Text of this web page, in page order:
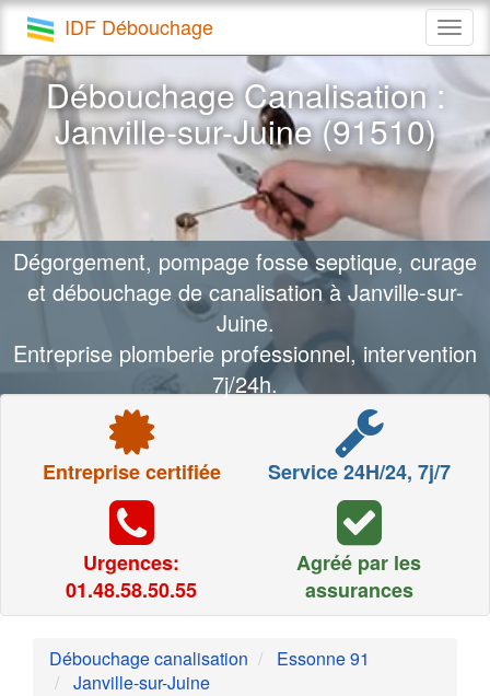
IDF Débouchage
Débouchage Canalisation :
Janville-sur-Juine (91510)
Dégorgement, pompage fosse septique, curage
et débouchage de canalisation à Janville-sur-
Juine.
Entreprise plomberie professionnel, intervention
7j/24h.
Entreprise certifiée Service 24H/24, 7j/7
Urgences:
01.48.58.50.55
Agréé par les
assurances
Débouchage canalisation
Essonne 91
Janville-sur-Juine